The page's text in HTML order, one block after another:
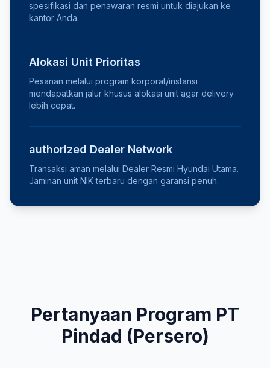
spesifikasi dan penawaran resmi untuk diajukan ke
kantor Anda.
Alokasi Unit Prioritas
Pesanan melalui program korporat/instansi
mendapatkan jalur khusus alokasi unit agar delivery
lebih cepat.
authorized Dealer Network
Transaksi aman melalui Dealer Resmi Hyundai Utama.
Jaminan unit NIK terbaru dengan garansi penuh.
Pertanyaan Program PT
Pindad (Persero)